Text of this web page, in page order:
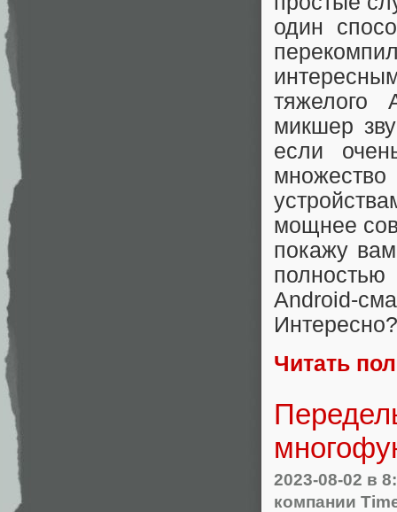
один
тяжелого
микшер
если
мощнее
покажу
Android-
Читать
2023-08-02 в
компании